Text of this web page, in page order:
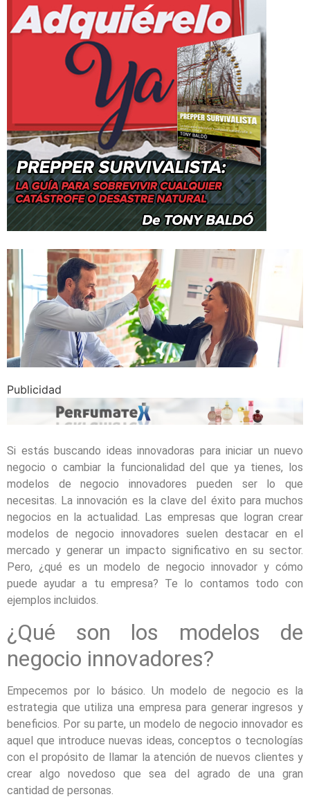
Publicidad
Si estás buscando ideas innovadoras para iniciar un nuevo
negocio o cambiar la funcionalidad del que ya tienes, los
modelos de negocio innovadores pueden ser lo que
necesitas. La innovación es la clave del éxito para muchos
negocios en la actualidad. Las empresas que logran crear
modelos de negocio innovadores suelen destacar en el
mercado y generar un impacto significativo en su sector.
Pero, ¿qué es un modelo de negocio innovador y cómo
puede ayudar a tu empresa? Te lo contamos todo con
ejemplos incluidos.
¿Qué son los modelos de
negocio innovadores?
Empecemos por lo básico. Un modelo de negocio es la
estrategia que utiliza una empresa para generar ingresos y
beneficios. Por su parte, un modelo de negocio innovador es
aquel que introduce nuevas ideas, conceptos o tecnologías
con el propósito de llamar la atención de nuevos clientes y
crear algo novedoso que sea del agrado de una gran
cantidad de personas.